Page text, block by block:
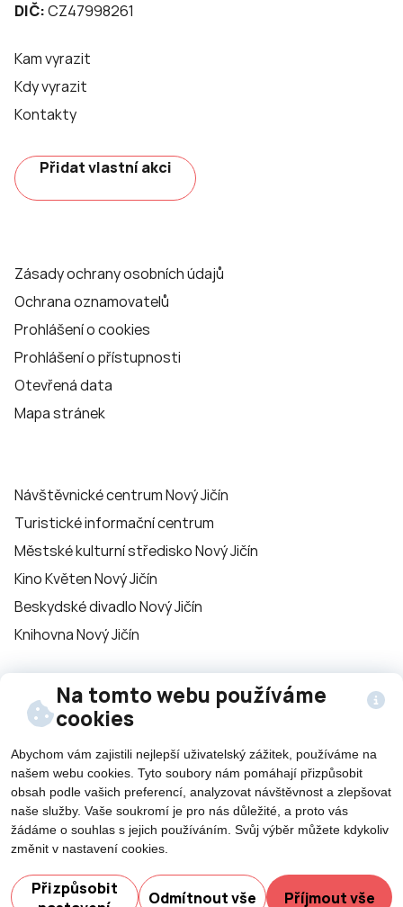
Na tomto webu používáme
cookies
Abychom vám zajistili nejlepší uživatelský zážitek, používáme na
našem webu cookies. Tyto soubory nám pomáhají přizpůsobit
obsah podle vašich preferencí, analyzovat návštěvnost a zlepšovat
naše služby. Vaše soukromí je pro nás důležité, a proto vás
žádáme o souhlas s jejich používáním. Svůj výběr můžete kdykoliv
změnit v nastavení cookies.
Přizpůsobit
Odmítnout vše Příjmout vše
DIČ:CZ47998261
Kam vyrazit
Kdy vyrazit
Kontakty
Přidat vlastní akci
Zásady ochrany osobních údajů
Ochrana oznamovatelů
Prohlášení o cookies
Prohlášení o přístupnosti
Otevřená data
Mapa stránek
Návštěvnické centrum Nový Jičín
Turistické informační centrum
Městské kulturní středisko Nový Jičín
Kino Květen Nový Jičín
Beskydské divadlo Nový Jičín
Knihovna Nový Jičín
Sledujte nás na
sítích
jeho části je umožněn pouze se souhlasem města Nový
Potřebujete poradit?Ze